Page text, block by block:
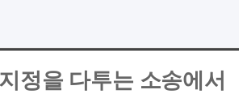
정을 다투는 소송에서